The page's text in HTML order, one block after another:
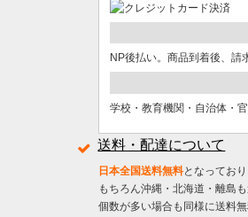
NP後払い。商品到着後、請
学校・教育機関・自治体・
送料・配達について
日本全国送料無料となっており
もちろん沖縄・北海道・離島も
個数が多い場合も同様に送料無